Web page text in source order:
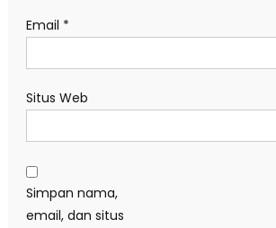
Email *
Situs Web
Simpan nama,
email, dan situs